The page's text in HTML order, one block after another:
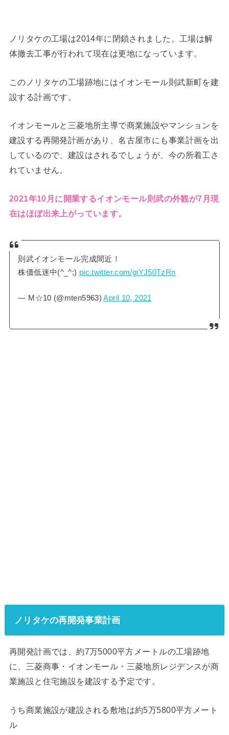
ノリタケの工場は2014年に閉鎖されました。工場は解
体撤去工事が行われて現在は更地になっています。
このノリタケの工場跡地にはイオンモール則武新町を建
設する計画です。
イオンモールと三菱地所主導で商業施設やマンションを
建設する再開発計画があり、名古屋市にも事業計画を出
しているので、建設はされるでしょうが、今の所着工さ
れていません。
2021年10月に開業するイオンモール則武の外観が7月現
在はほぼ出来上がっています。
則武イオンモール完成間近！
株価低迷中(^_^;) pic.twitter.com/giYJ50TzRn
— M☆10 (@mten5963)April 10, 2021
ノリタケの再開発事業計画
再開発計画では、約7万5000平方メートルの工場跡地
に、三菱商事・イオンモール・三菱地所レジデンスが商
業施設と住宅施設を建設する予定です。
うち商業施設が建設される敷地は約5万5800平方メート
ル